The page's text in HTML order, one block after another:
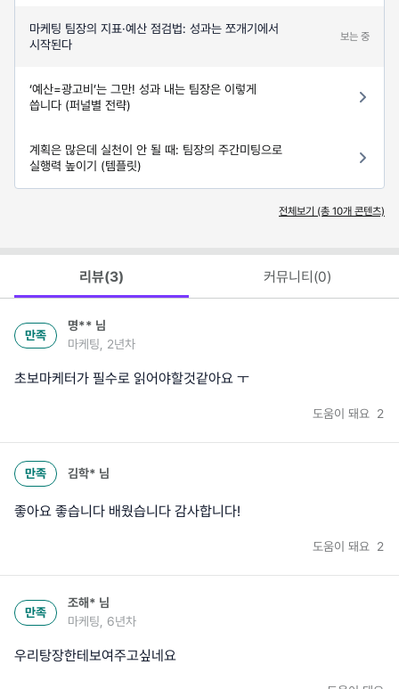
마케팅 팀장의 지표·예산 점검법: 성과는 쪼개기에서
시작된다
보는 중
‘예산=광고비’는 그만! 성과 내는 팀장은 이렇게
씁니다 (퍼널별 전략)
계획은 많은데 실천이 안 될 때: 팀장의 주간미팅으로
실행력 높이기 (템플릿)
전체보기 (총 10개 콘텐츠)
리뷰(3) 커뮤니티(0)
만족
명** 님
마케팅, 2년차
초보마케터가 필수로 읽어야할것같아요 ㅜ
도움이 돼요 2
만족 김학* 님
좋아요 좋습니다 배웠습니다 감사합니다!
도움이 돼요 2
만족
조해* 님
마케팅, 6년차
우리탕장한테보여주고싶네요